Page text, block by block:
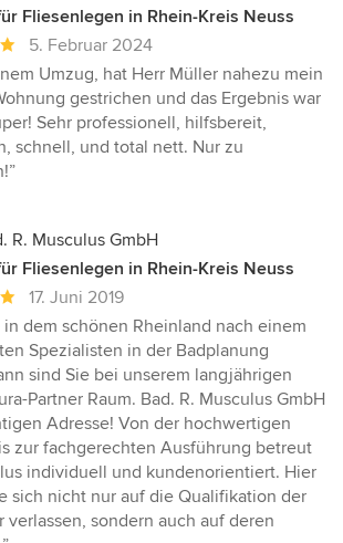
Fliesenlegen in Rhein-Kreis Neuss
5. Februar 2024
Umzug, hat Herr Müller nahezu mein
gestrichen und das Ergebnis war
Sehr professionell, hilfsbereit,
schnell, und total nett. Nur zu
R. Musculus GmbH
Fliesenlegen in Rhein-Kreis Neuss
17. Juni 2019
in dem schönen Rheinland nach einem
Spezialisten in der Badplanung
sind Sie bei unserem langjährigen
Partner Raum. Bad. R. Musculus GmbH
Adresse! Von der hochwertigen
zur fachgerechten Ausführung betreut
individuell und kundenorientiert. Hier
sich nicht nur auf die Qualifikation der
verlassen, sondern auch auf deren